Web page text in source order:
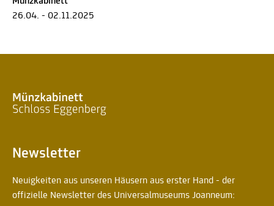
26.04. - 02.11.2025
Newsletter
Neuigkeiten aus unseren Häusern aus erster Hand - der
offizielle Newsletter des Universalmuseums Joanneum: